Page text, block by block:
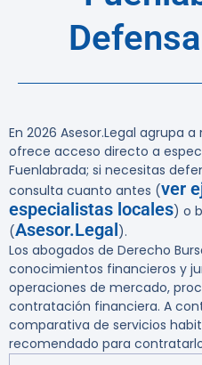
En 2026 Asesor.Legal agrupa
ofrece acceso directo a
Fuenlabrada; si necesitas
consulta cuanto antes (ver
especialistas locales) o
(Asesor.Legal).
Los abogados de Derecho
conocimientos financieros y
operaciones de mercado,
contratación financiera. A
comparativa de servicios
recomendado para